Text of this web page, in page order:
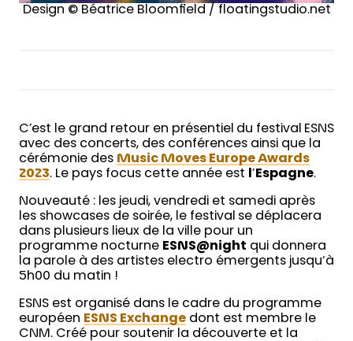
Design © Béatrice Bloomfield / floatingstudio.net
C’est le grand retour en présentiel du festival ESNS
avec des concerts, des conférences ainsi que la
cérémonie des Music Moves Europe Awards
2023. Le pays focus cette année est ’ Espagne.
Nouveauté : les jeudi, vendredi et samedi après
les showcases de soirée, le festival se déplacera
dans plusieurs lieux de la ville pour un
programme nocturne ESNS@night qui donnera
la parole à des artistes electro émergents jusqu‘à
5h00 du matin !
ESNS est organisé dans le cadre du programme
européen ESNS Exchange dont est membre le
CNM. Créé pour soutenir la découverte et la